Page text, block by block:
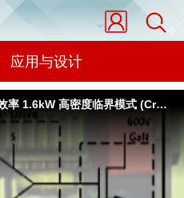
应用与设计
TI 基于GaN 的高频(1.2MHz)高效率 1.6kW 高密度临界模式 (CrM) 图腾柱功率因数校正 (PFC)转换器的应用介绍 - 1